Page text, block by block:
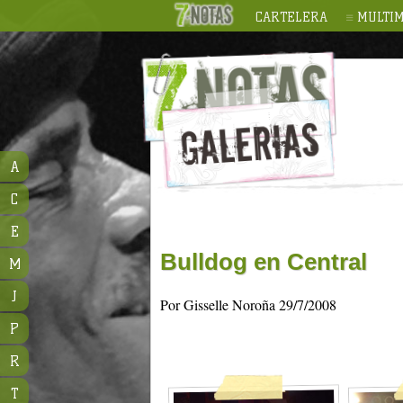
CARTELERA
Bulldog en Central
Por Gisselle Noroña 29/7/2008
A
C
E
M
J
P
R
T